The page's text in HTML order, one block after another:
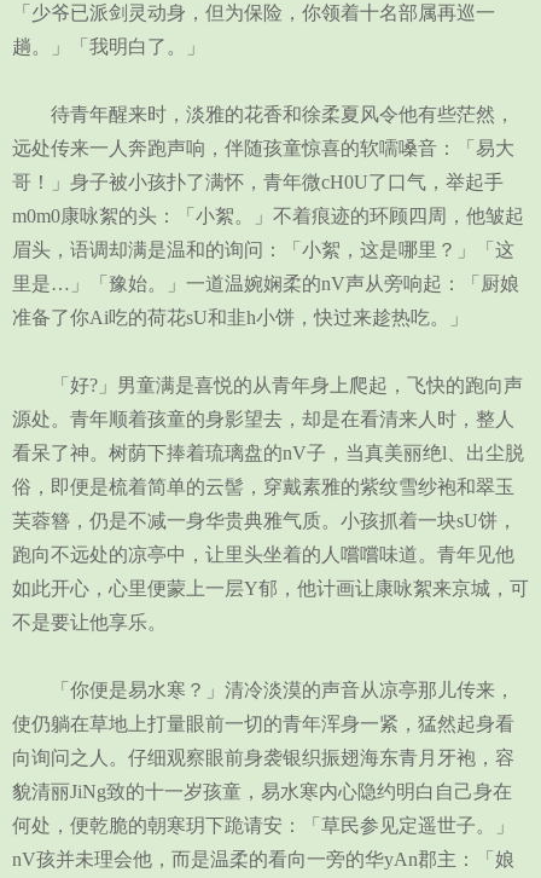
「少爷已派剑灵动身，但为保险，你领着十名部属再巡一
趟。」「我明白了。」
待青年醒来时，淡雅的花香和徐柔夏风令他有些茫然，
远处传来一人奔跑声响，伴随孩童惊喜的软嚅嗓音：「易大
哥！」身子被小孩扑了满怀，青年微cH0U了口气，举起手
m0m0康咏絮的头：「小絮。」不着痕迹的环顾四周，他皱起
眉头，语调却满是温和的询问：「小絮，这是哪里？」「这
里是…」「豫始。」一道温婉娴柔的nV声从旁响起：「厨娘
准备了你Ai吃的荷花sU和韭h小饼，快过来趁热吃。」
「好?」男童满是喜悦的从青年身上爬起，飞快的跑向声
源处。青年顺着孩童的身影望去，却是在看清来人时，整人
看呆了神。树荫下捧着琉璃盘的nV子，当真美丽绝l、出尘脱
俗，即便是梳着简单的云髻，穿戴素雅的紫纹雪纱袍和翠玉
芙蓉簪，仍是不减一身华贵典雅气质。小孩抓着一块sU饼，
跑向不远处的凉亭中，让里头坐着的人嚐嚐味道。青年见他
如此开心，心里便蒙上一层Y郁，他计画让康咏絮来京城，可
不是要让他享乐。
「你便是易水寒？」清冷淡漠的声音从凉亭那儿传来，
使仍躺在草地上打量眼前一切的青年浑身一紧，猛然起身看
向询问之人。仔细观察眼前身袭银织振翅海东青月牙袍，容
貌清丽JiNg致的十一岁孩童，易水寒内心隐约明白自己身在
何处，便乾脆的朝寒玥下跪请安：「草民参见定遥世子。」
nV孩并未理会他，而是温柔的看向一旁的华yAn郡主：「娘